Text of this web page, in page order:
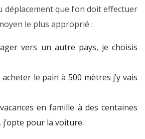
déplacement que l’on doit effectuer
le plus approprié :
vers un autre pays, je choisis
le pain à 500 mètres j’y vais
en famille à des centaines
pour la voiture.